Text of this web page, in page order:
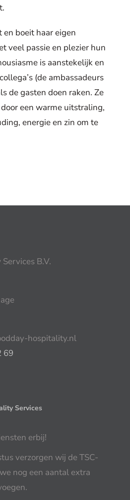
boeit haar eigen
veel passie en plezier hun
is aanstekelijk en
(de ambassadeurs
de gasten doen raken. Ze
een warme uitstraling,
energie en zin om te
B.V.
hospitality.nl
69
Services
erbij!
verzorgen wij de TSC-
nog een aantal extra